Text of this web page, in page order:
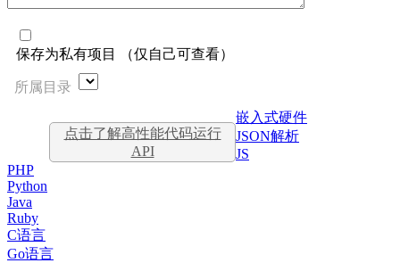
保存为私有项目 （仅自己可查看）
所属目录
点击了解高性能代码运行
API
嵌入式硬件
JSON解析
JS
PHP
Python
Java
Ruby
C语言
Go语言